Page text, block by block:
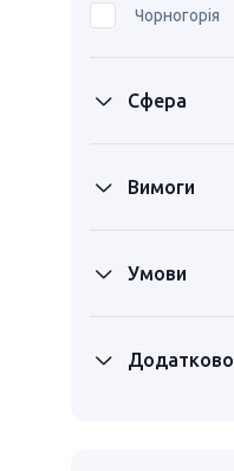
Чорногорія
Сфера
Вимоги
Умови
Додатково